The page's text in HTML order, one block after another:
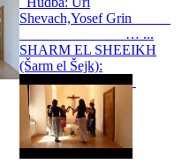
Shevach,Yosef Grin
… ...
SHARM EL SHEEIKH
(Šarm el Šejk):